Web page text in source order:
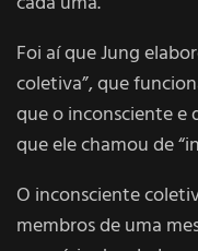
Foi aí que Jung
coletiva”, que
que o inconsciente e
que ele chamou de
O inconsciente
membros de uma